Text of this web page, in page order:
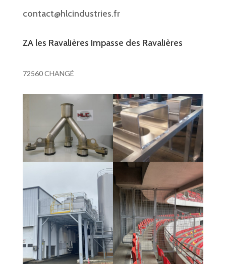
contact@hlcindustries.fr
ZA les Ravalières Impasse des Ravalières
72560 CHANGÉ